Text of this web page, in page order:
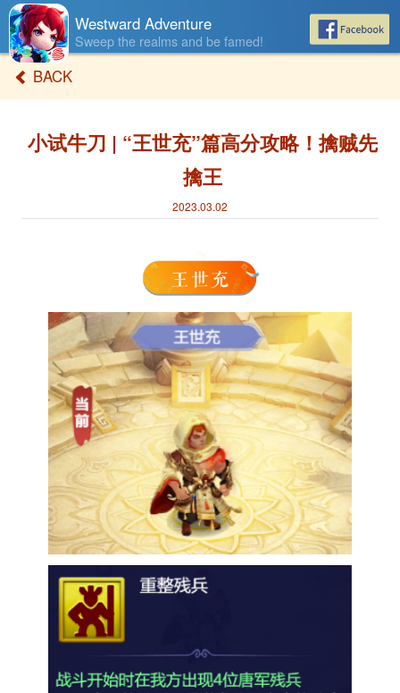
Westward Adventure
Sweep the realms and be famed!
BACK
小试牛刀 | “王世充”篇高分攻略！擒贼先
擒王
2023.03.02